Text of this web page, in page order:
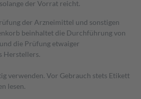
der Vorrat reicht.
der Arzneimittel und sonstigen
beinhaltet die Durchführung von
die Prüfung etwaiger
Herstellers.
verwenden. Vor Gebrauch stets Etikett
lesen.